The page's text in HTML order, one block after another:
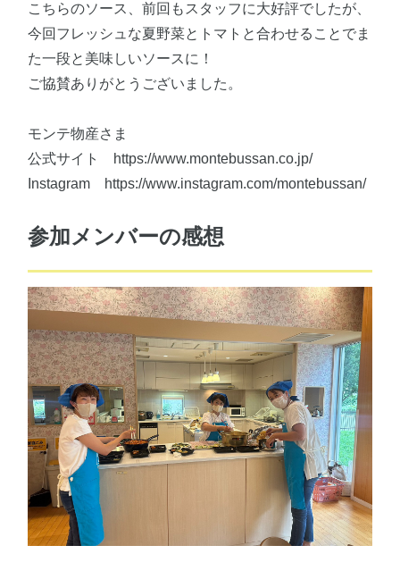
こちらのソース、前回もスタッフに大好評でしたが、
今回フレッシュな夏野菜とトマトと合わせることでま
た一段と美味しいソースに！
ご協賛ありがとうございました。
モンテ物産さま
公式サイト https://www.montebussan.co.jp/
Instagram https://www.instagram.com/montebussan/
参加メンバーの感想